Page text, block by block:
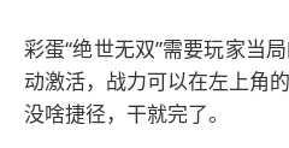
彩蛋“绝世无双”需要玩家当
动激活，战力可以在左上角
没啥捷径，干就完了。